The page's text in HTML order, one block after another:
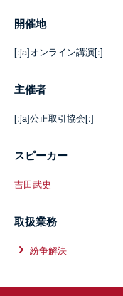
開催地
[:ja]オンライン講演[:]
主催者
[:ja]公正取引協会[:]
スピーカー
吉田武史
取扱業務
紛争解決